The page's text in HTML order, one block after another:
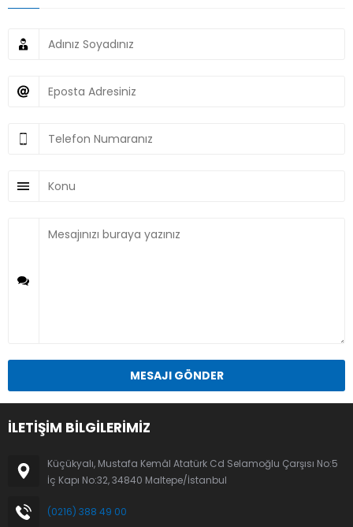
İLETİŞİM BİLGİLERİMİZ
Küçükyalı, Mustafa Kemâl Atatürk Cd Selamoğlu Çarşısı No:5
İç Kapı No:32, 34840 Maltepe/İstanbul
(0216) 388 49 00